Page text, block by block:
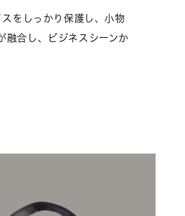
をしっかり保護し、小物
融合し、ビジネスシーンか